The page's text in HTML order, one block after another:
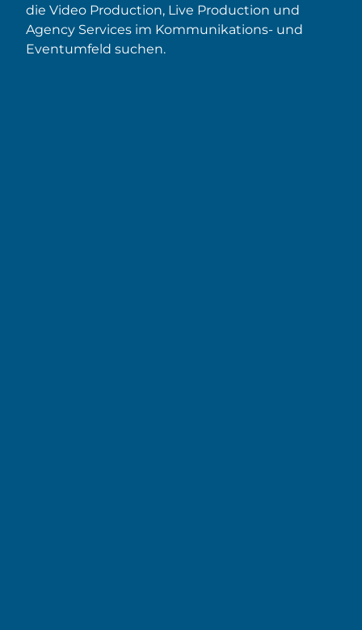
die Video Production, Live Production und
Agency Services im Kommunikations- und
Eventumfeld suchen.